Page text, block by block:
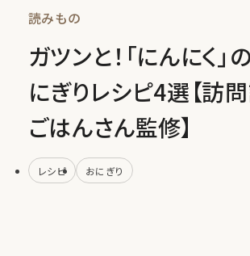
読みもの
ガツンと！「にんにく」
にぎりレシピ4選【訪
ごはんさん監修】
レシピ おにぎり